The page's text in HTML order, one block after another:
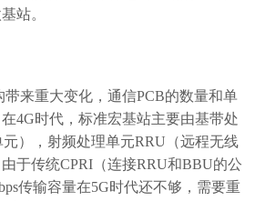
站。
带来重大变化，通信PCB的数量和单
4G时代，标准宏基站主要由基带处
），射频处理单元RRU（远程无线
于传统CPRI（连接RRU和BBU的公
传输容量在5G时代还不够，需要重